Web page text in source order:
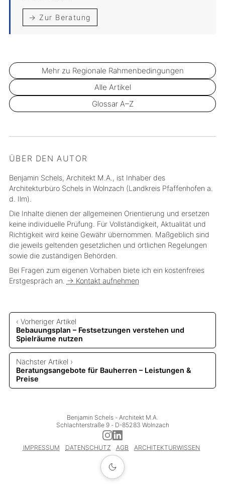
→ Zur Beratung
Mehr zu Regionale Rahmenbedingungen
Alle Artikel
Glossar A–Z
ÜBER DEN AUTOR
Benjamin Schels, Architekt M.A., ist Inhaber des
Architekturbüro Schels in Wolnzach (Landkreis Pfaffenhofen a.
d. Ilm).
Die Inhalte dienen der allgemeinen Orientierung und ersetzen
keine individuelle Prüfung. Für Vollständigkeit, Aktualität und
Richtigkeit wird keine Gewähr übernommen. Maßgeblich sind
die jeweils geltenden gesetzlichen und örtlichen Regelungen
sowie die zuständigen Behörden.
Bei Fragen zum eigenen Vorhaben biete ich ein kostenfreies
Erstgespräch an. → Kontakt aufnehmen
‹ Vorheriger Artikel
Bebauungsplan – Festsetzungen verstehen und
Spielräume nutzen
Nächster Artikel ›
Beratungsangebote für Bauherren – Leistungen &
Preise
Benjamin Schels - Architekt M.A.
Schlachterstraße 9 - D-85283 Wolnzach
IMPRESSUM DATENSCHUTZ AGB ARCHITEKTURWISSEN